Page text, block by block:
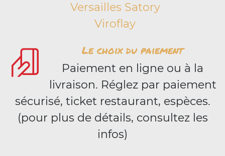
Versailles Satory
Viroflay
Le choix du paiement
Paiement en ligne ou à la
livraison. Réglez par paiement
sécurisé, ticket restaurant, espèces.
(pour plus de détails, consultez les
infos)